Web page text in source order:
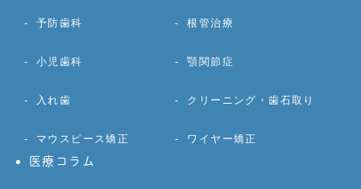
予防歯科 根管治療
小児歯科 顎関節症
入れ歯 クリーニング・歯石取り
マウスピース矯正
ワイヤー矯正
医療コラム